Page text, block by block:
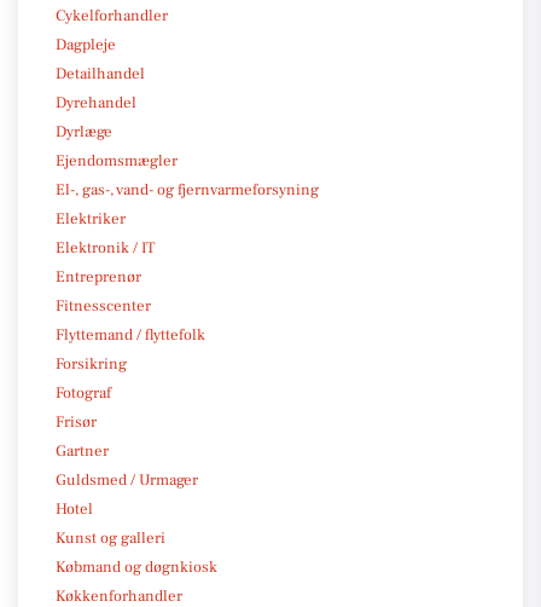
Cykelforhandler
Dagpleje
Detailhandel
Dyrehandel
Dyrlæge
Ejendomsmægler
El-, gas-, vand- og fjernvarmeforsyning
Elektriker
Elektronik / IT
Entreprenør
Fitnesscenter
Flyttemand / flyttefolk
Forsikring
Fotograf
Frisør
Gartner
Guldsmed / Urmager
Hotel
Kunst og galleri
Købmand og døgnkiosk
Køkkenforhandler